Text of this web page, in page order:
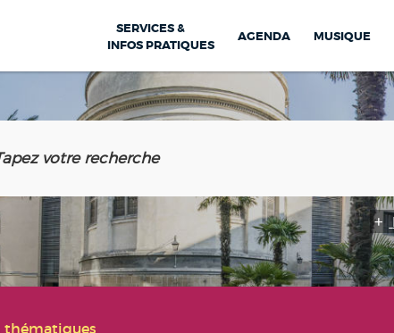
SERVICES &
INFOS PRATIQUES
AGENDA MUSIQUE
thématiques